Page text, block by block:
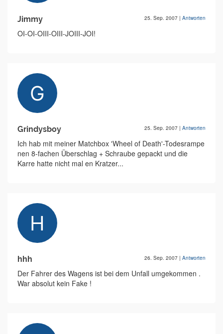
Jimmy 25. Sep. 2007 | Antworten
OI-OI-OIII-OIII-JOIII-JOI!
Grindysboy 25. Sep. 2007 | Antworten
Ich hab mit meiner Matchbox 'Wheel of Death'-Todesrampe
nen 8-fachen Überschlag + Schraube gepackt und die
Karre hatte nicht mal en Kratzer...
hhh 26. Sep. 2007 | Antworten
Der Fahrer des Wagens ist bei dem Unfall umgekommen .
War absolut kein Fake !